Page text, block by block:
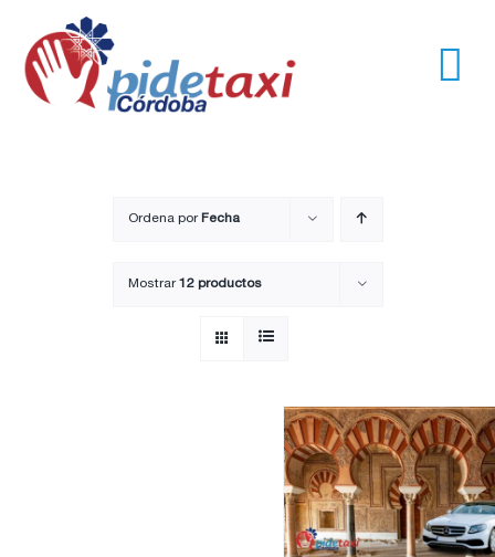
contenido
Ordena por Fecha
Mostrar12 productos